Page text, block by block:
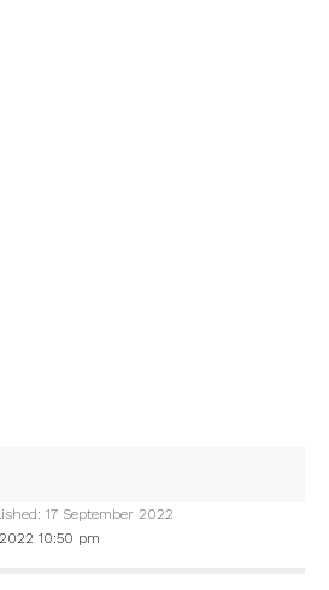
10:50 pm
17 September 2022